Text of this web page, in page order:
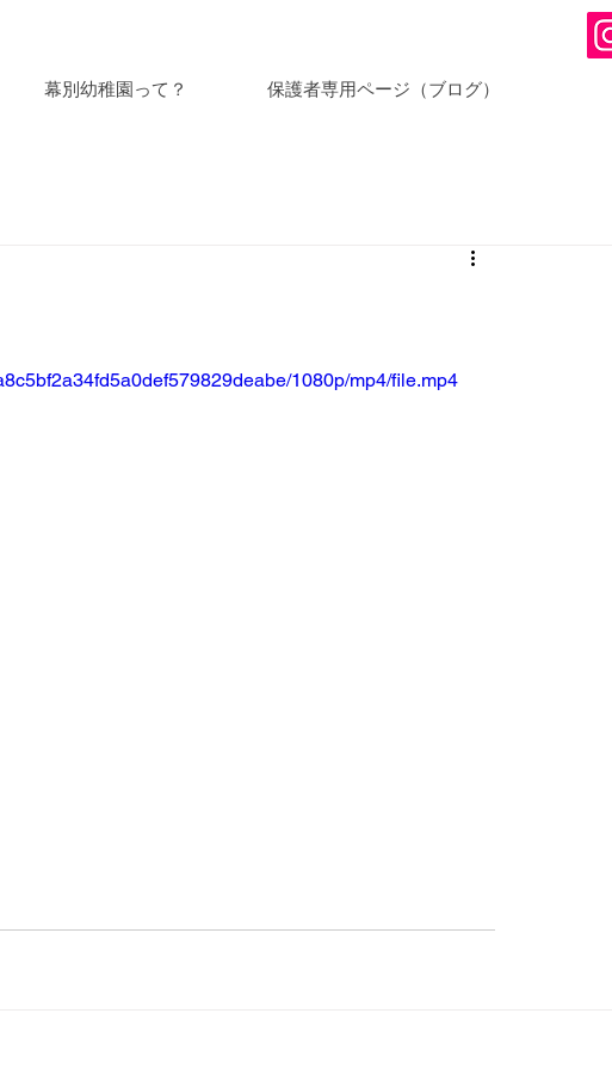
幕別幼稚園って？ 保護者専用ページ（ブログ）
1080p/mp4/file.mp4